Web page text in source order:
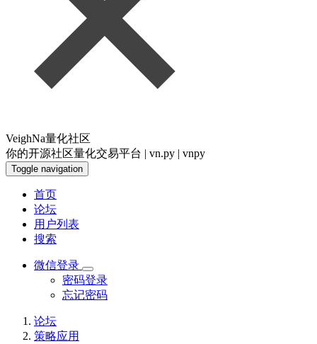
VeighNa量化社区
你的开源社区量化交易平台 | vn.py | vnpy
Toggle navigation
首页
论坛
用户列表
搜索
微信登录
密码登录
忘记密码
论坛
策略应用